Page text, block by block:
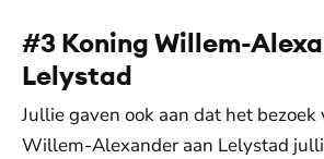
#3 Koning Willem-
Lelystad
Jullie gaven ook aan dat het bezoek
Willem-Alexander aan Lelystad